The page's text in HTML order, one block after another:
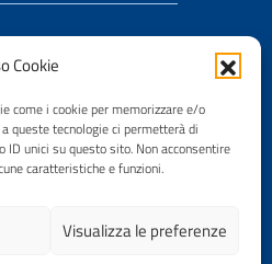
Cookie
come i cookie per memorizzare e/o
queste tecnologie ci permetterà di
unici su questo sito. Non acconsentire
caratteristiche e funzioni.
Visualizza le preferenze